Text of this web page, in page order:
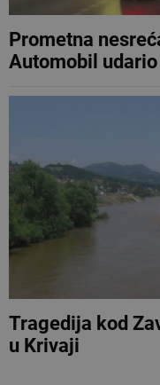
Prometna
Automobil
Tragedija kod
u Krivaji